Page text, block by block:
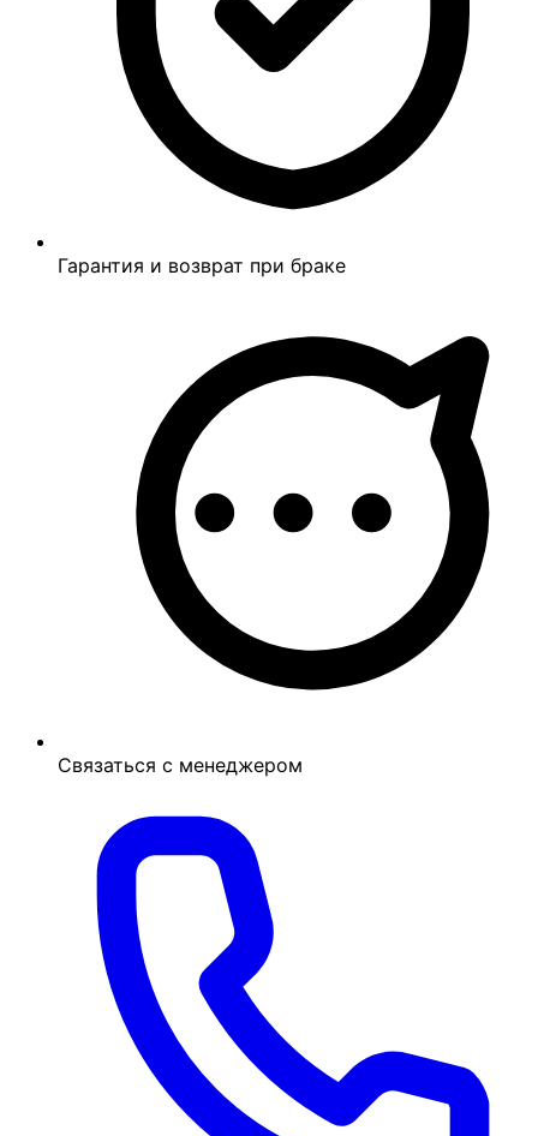
Гарантия и возврат при браке
Связаться с менеджером